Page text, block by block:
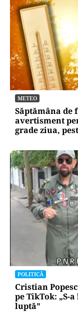
METEO
Săptămâna de
avertisment
grade ziua,
POLITICĂ
Cristian
pe TikTok: „S-
luptă”